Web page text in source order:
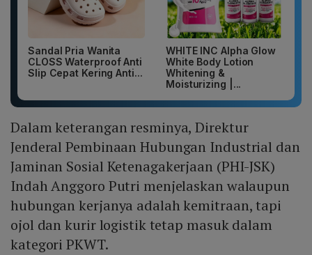
Sandal Pria Wanita
CLOSS Waterproof Anti
Slip Cepat Kering Anti...
WHITE INC Alpha Glow
White Body Lotion
Whitening &
Moisturizing |...
Dalam keterangan resminya, Direktur
Jenderal Pembinaan Hubungan Industrial dan
Jaminan Sosial Ketenagakerjaan (PHI-JSK)
Indah Anggoro Putri menjelaskan walaupun
hubungan kerjanya adalah kemitraan, tapi
ojol dan kurir logistik tetap masuk dalam
kategori PKWT.